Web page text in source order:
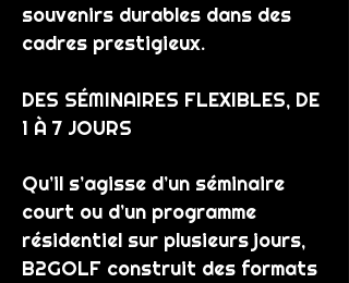
souvenirs durables dans des
cadres prestigieux.
DES SÉMINAIRES FLEXIBLES, DE
1 À 7 JOURS
Qu’il s’agisse d’un séminaire
court ou d’un programme
résidentiel sur plusieurs jours,
B2GOLF construit des formats